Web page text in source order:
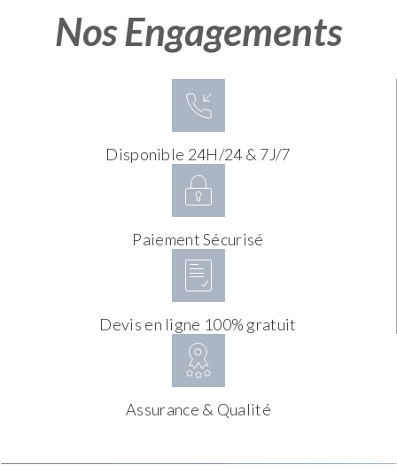
Nos Engagements
Disponible 24H/24 & 7J/7
Paiement Sécurisé
Devis en ligne 100% gratuit
Assurance & Qualité